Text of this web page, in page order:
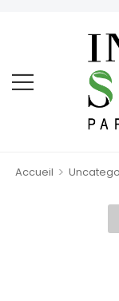
Accueil >